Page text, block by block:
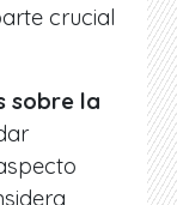
crucial
sobre la